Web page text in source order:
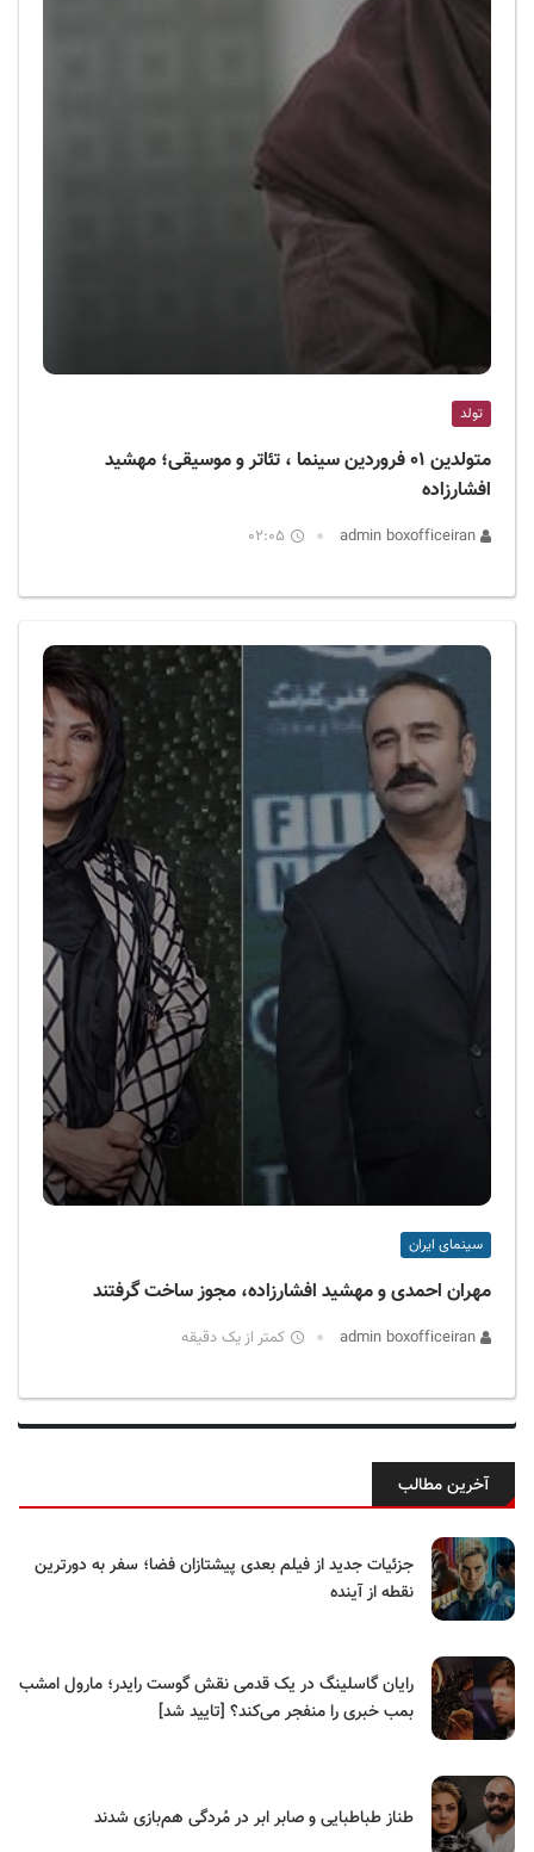
تولد
متولدین ۰۱ فروردین سینما ، تئاتر و موسیقی؛ مهشید
افشارزاده
02:05
سینمای ایران
مهران احمدی و مهشید افشارزاده، مجوز ساخت گرفتند
کمتر از یک دقیقه
آخرین مطالب
جزئیات جدید از فیلم بعدی پیشتازان فضا؛ سفر به دورترین
نقطه از آینده
رایان گاسلینگ در یک قدمی نقش گوست رایدر؛ مارول امشب
بمب خبری را منفجر می‌کند؟ [تایید شد]
طناز طباطبایی و صابر ابر در مُردگی هم‌بازی شدند